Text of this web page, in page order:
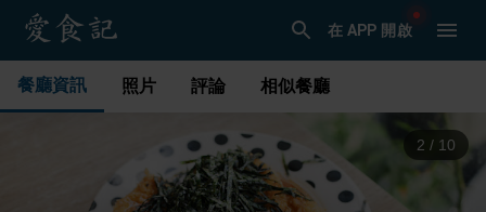
在 APP 開啟
餐廳資訊 照片 評論 相似餐廳
3 / 10